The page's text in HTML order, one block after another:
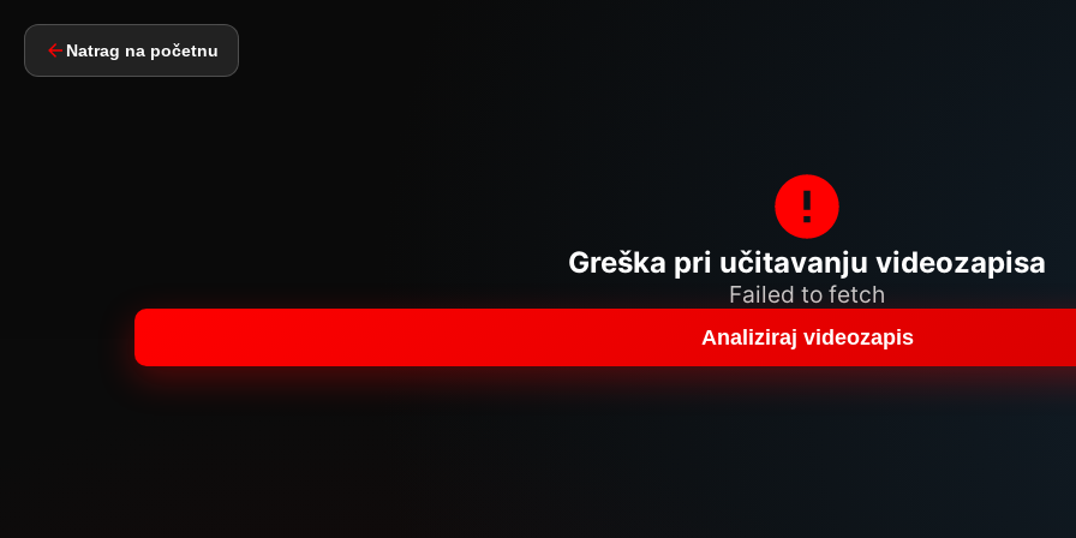
Natrag na početnu
Greška pri učitavanju videozapisa
Failed to fetch
Analiziraj videozapis